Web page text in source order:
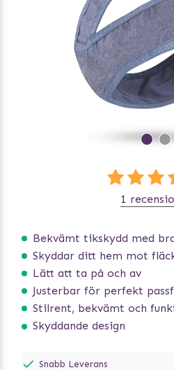
Bekvämt tikskydd med
Skyddar ditt hem mot fläckar när
Lätt att ta på och av
Justerbar för perfekt
Stilrent, bekvämt och
Skyddande design
1
Snabb Leverans